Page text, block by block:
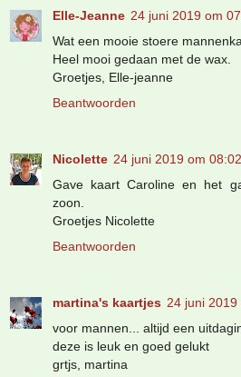
Elle-Jeanne 24 juni 2019 om
Wat een mooie stoere
Heel mooi gedaan met de wax.
Groetjes, Elle-jeanne
Beantwoorden
Nicolette 24 juni 2019 om 08:02
Gave kaart Caroline en het
zoon.
Groetjes Nicolette
Beantwoorden
martina's kaartjes 24 juni 2019
voor mannen... altijd een
deze is leuk en goed gelukt
grtjs, martina